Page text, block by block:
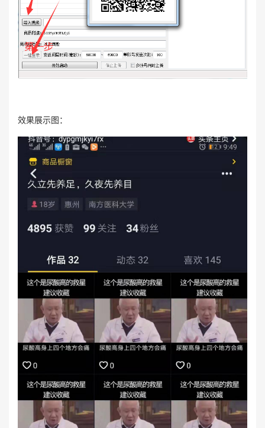
效果展示图：